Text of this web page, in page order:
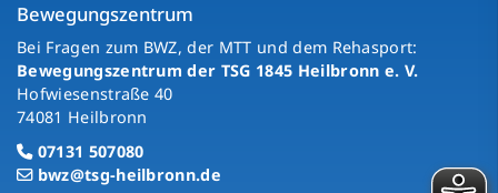
Bewegungszentrum
Bei Fragen zum BWZ, der MTT und dem Rehasport:
Bewegungszentrum der TSG 1845 Heilbronn e. V.
Hofwiesenstraße 40
74081 Heilbronn
07131 507080
bwz@tsg-heilbronn.de